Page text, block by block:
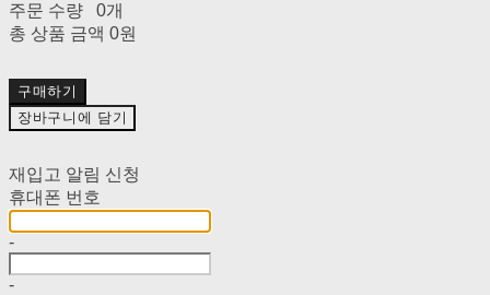
주문 수량
0개
총 상품 금액 0원
구매하기
장바구니에 담기
재입고 알림 신청
휴대폰 번호
-
-